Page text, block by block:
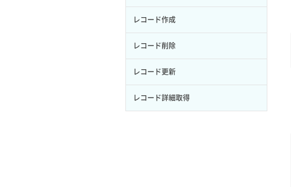
ロールからパーミッションを紐づけ解
除
ロールにパーミッションを紐づけ
ロール一覧取得
ロール作成
ボリュームタイプ詳細取得
ボリューム一覧取得
ボリューム作成
ボリューム削除
トワーク指定）
サーバーに紐づくセキュリティグルー
プ取得
サーバープラン一覧取得
セキュリティグループ ルール削除
セキュリティグループ ルール詳細取得
セキュリティグループ一覧取得
セキュリティグループ作成
セキュリティグループ削除
ヘルスモニタ更新
ヘルスモニタ詳細取得
メンバー一覧
メンバー削除
オブジェクト削除
オブジェクト削除予約
オブジェクト複製
オブジェクト詳細取得
レコード作成
レコード削除
レコード更新
レコード詳細取得